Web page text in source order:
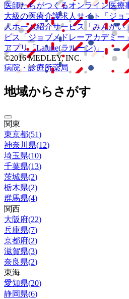
医師たちがつくるオンライン医療
大級の医療介護求人サイト 「ジ
人ホーム紹介サービス
「みんかい
ビス
「ジョブメドレーアカデミー」
アプリ「Lalune(ラルーン)」
©2016 MEDLEY, INC.
病院・診療所薬局
地域からさがす
関東
東京都(51)
神奈川県(12)
埼玉県(10)
千葉県(13)
茨城県(2)
栃木県(2)
群馬県(4)
関西
大阪府(22)
兵庫県(7)
京都府(2)
滋賀県(3)
奈良県(2)
東海
愛知県(20)
静岡県(6)